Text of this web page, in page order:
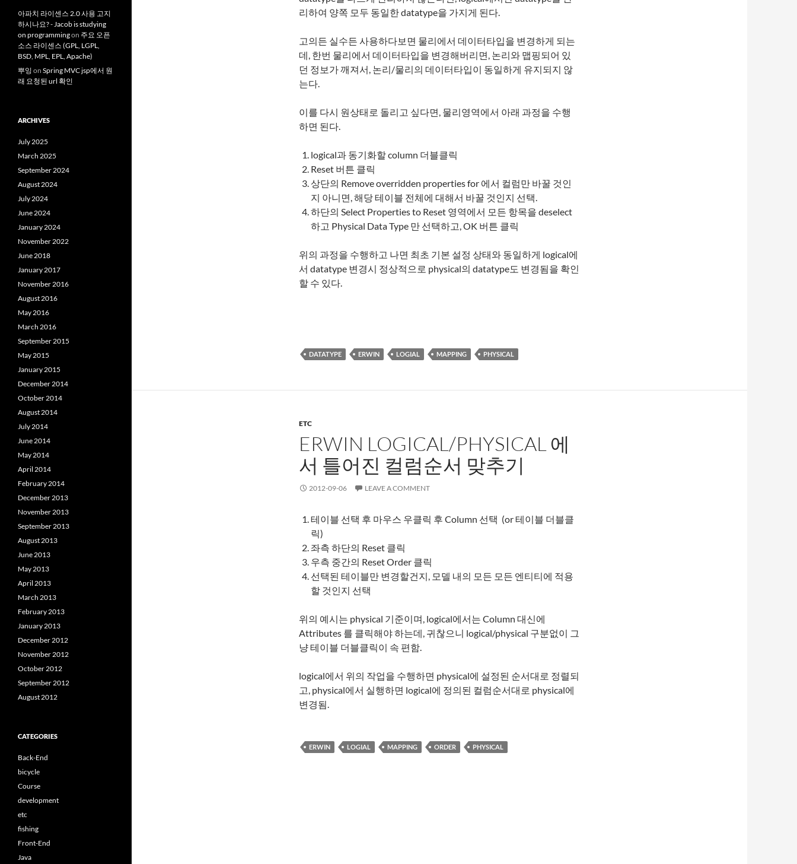
리하여 양쪽 모두 동일한 datatype을 가지게 된다.
고의든 실수든 사용하다보면 물리에서 데이터타입을 변경하게 되는
데, 한번 물리에서 데이터타입을 변경해버리면, 논리와 맵핑되어 있
던 정보가 깨져서, 논리/물리의 데이터타입이 동일하게 유지되지 않
는다.
이를 다시 원상태로 돌리고 싶다면, 물리영역에서 아래 과정을 수행
하면 된다.
logical과 동기화할 column 더블클릭
Reset 버튼 클릭
상단의 Remove overridden properties for 에서 컬럼만 바꿀 것인
지 아니면, 해당 테이블 전체에 대해서 바꿀 것인지 선택.
하단의 Select Properties to Reset 영역에서 모든 항목을 deselect
하고 Physical Data Type 만 선택하고, OK 버튼 클릭
위의 과정을 수행하고 나면 최초 기본 설정 상태와 동일하게 logical에
서 datatype 변경시 정상적으로 physical의 datatype도 변경됨을 확인
할 수 있다.
DATATYPE ERWIN LOGIAL MAPPING PHYSICAL
ETC
ERWIN LOGICAL/PHYSICAL 에
서 틀어진 컬럼순서 맞추기
2012-09-06 LEAVE A COMMENT
테이블 선택 후 마우스 우클릭 후 Column 선택 (or 테이블 더블클
릭)
좌측 하단의 Reset 클릭
우측 중간의 Reset Order 클릭
선택된 테이블만 변경할건지, 모델 내의 모든 모든 엔티티에 적용
할 것인지 선택
위의 예시는 physical 기준이며, logical에서는 Column 대신에
Attributes 를 클릭해야 하는데, 귀찮으니 logical/physical 구분없이 그
냥 테이블 더블클릭이 속 편함.
logical에서 위의 작업을 수행하면 physical에 설정된 순서대로 정렬되
고, physical에서 실행하면 logical에 정의된 컬럼순서대로 physical에
변경됨.
ERWIN LOGIAL MAPPING ORDER PHYSICAL
아파치 라이센스 2.0 사용 고지
하시나요? - Jacob is studying
on programmingon 주요 오픈
소스 라이센스 (GPL, LGPL,
BSD, MPL, EPL, Apache)
뿌잉 on Spring MVC jsp에서 원
래 요청된 url 확인
ARCHIVES
July 2025
March 2025
September 2024
August 2024
July 2024
June 2024
January 2024
November 2022
June 2018
January 2017
November 2016
August 2016
May 2016
March 2016
September 2015
May 2015
January 2015
December 2014
October 2014
August 2014
July 2014
June 2014
May 2014
April 2014
February 2014
December 2013
November 2013
September 2013
August 2013
June 2013
May 2013
April 2013
March 2013
February 2013
January 2013
December 2012
November 2012
October 2012
September 2012
August 2012
CATEGORIES
Back-End
bicycle
Course
development
etc
fishing
Front-End
Java